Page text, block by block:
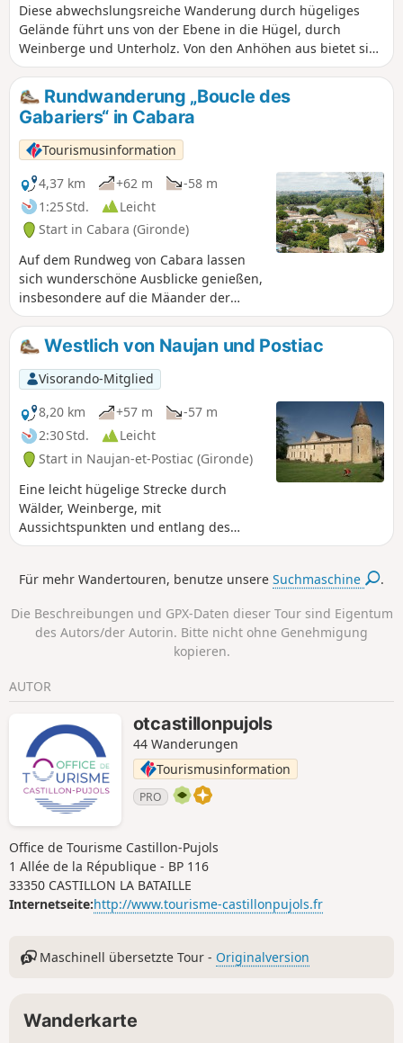
Diese abwechslungsreiche Wanderung durch hügeliges
Gelände führt uns von der Ebene in die Hügel, durch
Weinberge und Unterholz. Von den Anhöhen aus bietet sie
wunderschöne Ausblicke auf die Dordogne oder die
Weinberge und beeindruckende Eindrücke im dichten
Unterholz...
Rundwanderung „Boucle des
Gabariers“ in Cabara
Tourismusinformation
4,37 km
+62 m
-58 m
1:25 Std.
Leicht
Start in Cabara (Gironde)
Auf dem Rundweg von Cabara lassen
sich wunderschöne Ausblicke genießen,
insbesondere auf die Mäander der
Dordogne. Der Hafen von Cabara mit
seinen alten Lagerhäusern erinnert
daran, dass das Dorf im 19. Jahrhundert
vom Flusshandel geprägt war. Sein
Hafen war sehr belebt. Als Zeugen
dieser blühenden Zeiten stehen die
Häuser und Geschäfte der zahlreichen
Handwerker und Fischer noch immer
am Ufer des Flusses.
Westlich von Naujan und Postiac
Visorando-Mitglied
8,20 km
+57 m
-57 m
2:30 Std.
Leicht
Start in Naujan-et-Postiac (Gironde)
Eine leicht hügelige Strecke durch
Wälder, Weinberge, mit
Aussichtspunkten und entlang des
Radwegs von Lapébie.
Für mehr Wandertouren, benutze unsereSuchmaschine .
Die Beschreibungen und GPX-Daten dieser Tour sind Eigentum
des Autors/der Autorin. Bitte nicht ohne Genehmigung
kopieren.
AUTOR
otcastillonpujols
44 Wanderungen
Tourismusinformation
PRO
Office de Tourisme Castillon-Pujols
1 Allée de la République - BP 116
33350 CASTILLON LA BATAILLE
Internetseite:http://www.tourisme-castillonpujols.fr
Maschinell übersetzte Tour - Originalversion
Wanderkarte